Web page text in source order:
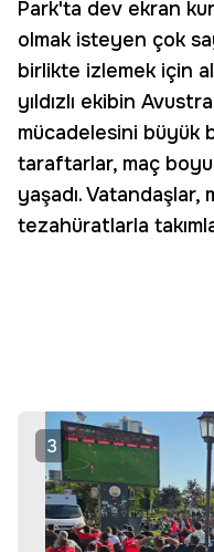
Park'ta dev ekran
olmak isteyen çok
birlikte izlemek için
yıldızlı ekibin
mücadelesini büyük
taraftarlar, maç
yaşadı. Vatandaşlar,
tezahüratlarla
3